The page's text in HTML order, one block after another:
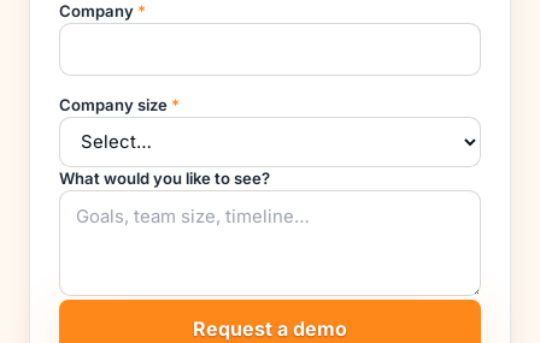
Company *
Company size *
What would you like to see?
Request a demo